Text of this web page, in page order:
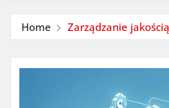
Home Zarządzanie